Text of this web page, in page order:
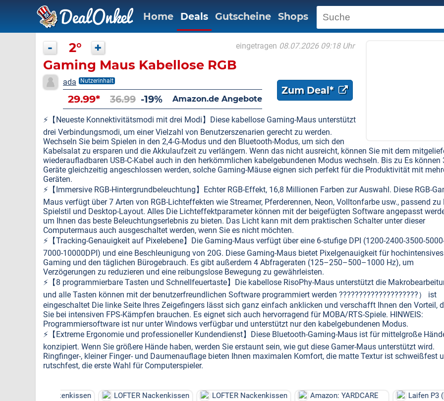
Home Deals Gutscheine Shops
- 2° + eingetragen 08.07.2026 09:18 Uhr
Gaming Maus Kabellose RGB
ada Nutzerinhalt
Zum Deal*
29.99* 36.99 -19% Amazon.de Angebote
⚡️【Neueste Konnektivitätsmodi mit drei Modi】Diese kabellose Gaming-Maus unterstützt
drei Verbindungsmodi, um einer Vielzahl von Benutzerszenarien gerecht zu werden.
Wechseln Sie beim Spielen in den 2,4-G-Modus und den Bluetooth-Modus, um sich den
Kabelsalat zu ersparen und die Akkulaufzeit zu verlängern. Wenn das nicht ausreicht, können Sie mit dem
wiederaufladbaren USB-C-Kabel auch in den herkömmlichen kabelgebundenen Modus wechseln. Bis zu Es können
Geräte gleichzeitig angeschlossen werden, solche Gaming-Mäuse eignen sich perfekt für die Produktivität mit
Geräten.
⚡️【Immersive RGB-Hintergrundbeleuchtung】Echter RGB-Effekt, 16,8 Millionen Farben zur Auswahl. Diese RGB-
Maus verfügt über 7 Arten von RGB-Lichteffekten wie Streamer, Pferderennen, Neon, Volltonfarbe usw., passend zu
Spielstil und Desktop-Layout. Alles Die Lichteffektparameter können mit der beigefügten Software angepasst
um Ihnen das beste Beleuchtungserlebnis zu bieten. Das Licht kann mit dem praktischen Schalter unter dieser
Computermaus auch ausgeschaltet werden, wenn Sie es nicht möchten.
⚡️【Tracking-Genauigkeit auf Pixelebene】Die Gaming-Maus verfügt über eine 6-stufige DPI (1200-2400-3500-
7000-10000DPI) und eine Beschleunigung von 20G. Diese Gaming-Maus bietet Pixelgenauigkeit für hochintensives
Gaming und den täglichen Bürogebrauch. Es gibt außerdem 4 Abfrageraten (125–250–500–1000 Hz), um
Verzögerungen zu reduzieren und eine reibungslose Bewegung zu gewährleisten.
⚡️【8 programmierbare Tasten und Schnellfeuertaste】Die kabellose RisoPhy-Maus unterstützt die
und alle Tasten können mit der benutzerfreundlichen Software programmiert werden ????????????????????） ist
eingeschaltet Die linke Seite Ihres Zeigefingers lässt sich ganz einfach anklicken und verschafft Ihnen den Vorteil,
Sie bei intensiven FPS-Kämpfen brauchen. Es eignet sich auch hervorragend für MOBA/RTS-Spiele. HINWEIS:
Programmiersoftware ist nur unter Windows verfügbar und unterstützt nur den kabelgebundenen Modus.
⚡️【Extreme Ergonomie und professioneller Kundendienst】Diese Bluetooth-Gaming-Maus ist für mittelgroße
konzipiert. Wenn Sie größere Hände haben, werden Sie erstaunt sein, wie gut diese Gamer-Maus unterstützt wird.
Ringfinger-, kleiner Finger- und Daumenauflage bieten Ihnen maximalen Komfort, die matte Textur ist schweißfest
rutschfest, die erste Wahl für Computerspieler.
LOFTER Nackenkissen
LOFTER Nackenkissen
Amazon: YARDCARE
Laifen P3 (Nebelblau)